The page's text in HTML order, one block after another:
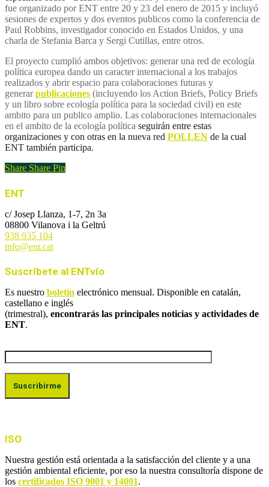
fue organizado por ENT entre 20 y 23 del enero de 2015 y incluyó
sesiones de expertos y dos eventos publicos como la conferencia de
Paul Robbins, investigador conocido en Estados Unidos, y una
charla de Stefania Barca y Sergi Cutillas, entre otros.
El proyecto cumplió ambos objetivos: generar una red de ecología
política europea dando un caracter internacional a los trabajos
realizados y abrir espacio para colaboraciones futuras y
generarpublicaciones (incluyendo los Action Briefs, Policy Briefs
y un libro sobre ecología política para la sociedad civil) en este
ambito para un publico amplio. Las colaboraciones internacionales
en el ambito de la ecología política seguirán entre estas
organizaciones y con otras en la nueva red POLLEN de la cual
ENT también participa.
Share Share Pin
ENT
c/ Josep Llanza, 1-7, 2n 3a
08800 Vilanova i la Geltrú
938 935 104
info@ent.cat
Suscríbete al ENTvío
Es nuestro boletín electrónico mensual. Disponible en catalán,
castellano e inglés
(trimestral), encontrarás las principales noticias y actividades de
ENT.
ISO
Nuestra gestión está orientada a la satisfacción del cliente y a una
gestión ambiental eficiente, por eso la nuestra consultoría dispone de
los certificados ISO 9001 y 14001.